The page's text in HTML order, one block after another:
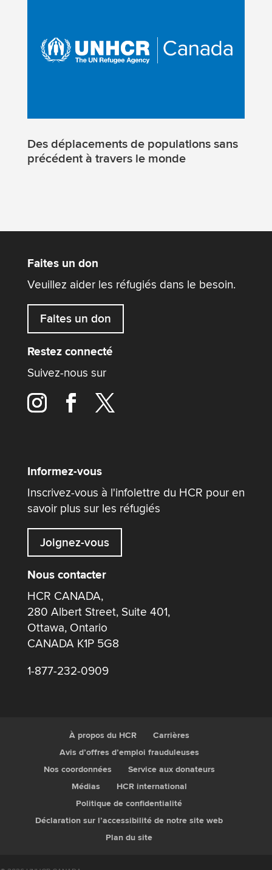
Des déplacements de populations sans
précédent à travers le monde
Faites un don
Veuillez aider les réfugiés dans le besoin.
Faites un don
Restez connecté
Suivez-nous sur
Informez-vous
Inscrivez-vous à l'infolettre du HCR pour en
savoir plus sur les réfugiés
Joignez-vous
Nous contacter
HCR CANADA,
280 Albert Street, Suite 401,
Ottawa, Ontario
CANADA K1P 5G8
1-877-232-0909
À propos du HCR
Carrières
Avis d’offres d’emploi frauduleuses
Nos coordonnées
Service aux donateurs
Médias
HCR international
Politique de confidentialité
Déclaration sur l’accessibilité de notre site web
Plan du site